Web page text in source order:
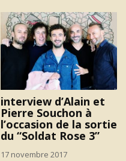
interview d’Alain et
Pierre Souchon à
l’occasion de la sortie
du “Soldat Rose 3”
17 novembre 2017